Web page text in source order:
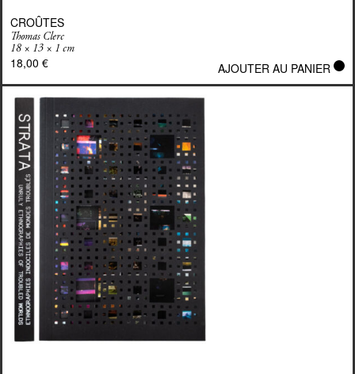
CROÛTES
Thomas Clerc
18 × 13 × 1 cm
18,00 € AJOUTER AU PANIER